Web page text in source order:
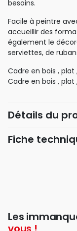
besoins.
Facile à peintre
accueillir des
également le
serviettes, de
Cadre en bois , plat
Cadre en bois , plat
Détails du
Fiche
Les